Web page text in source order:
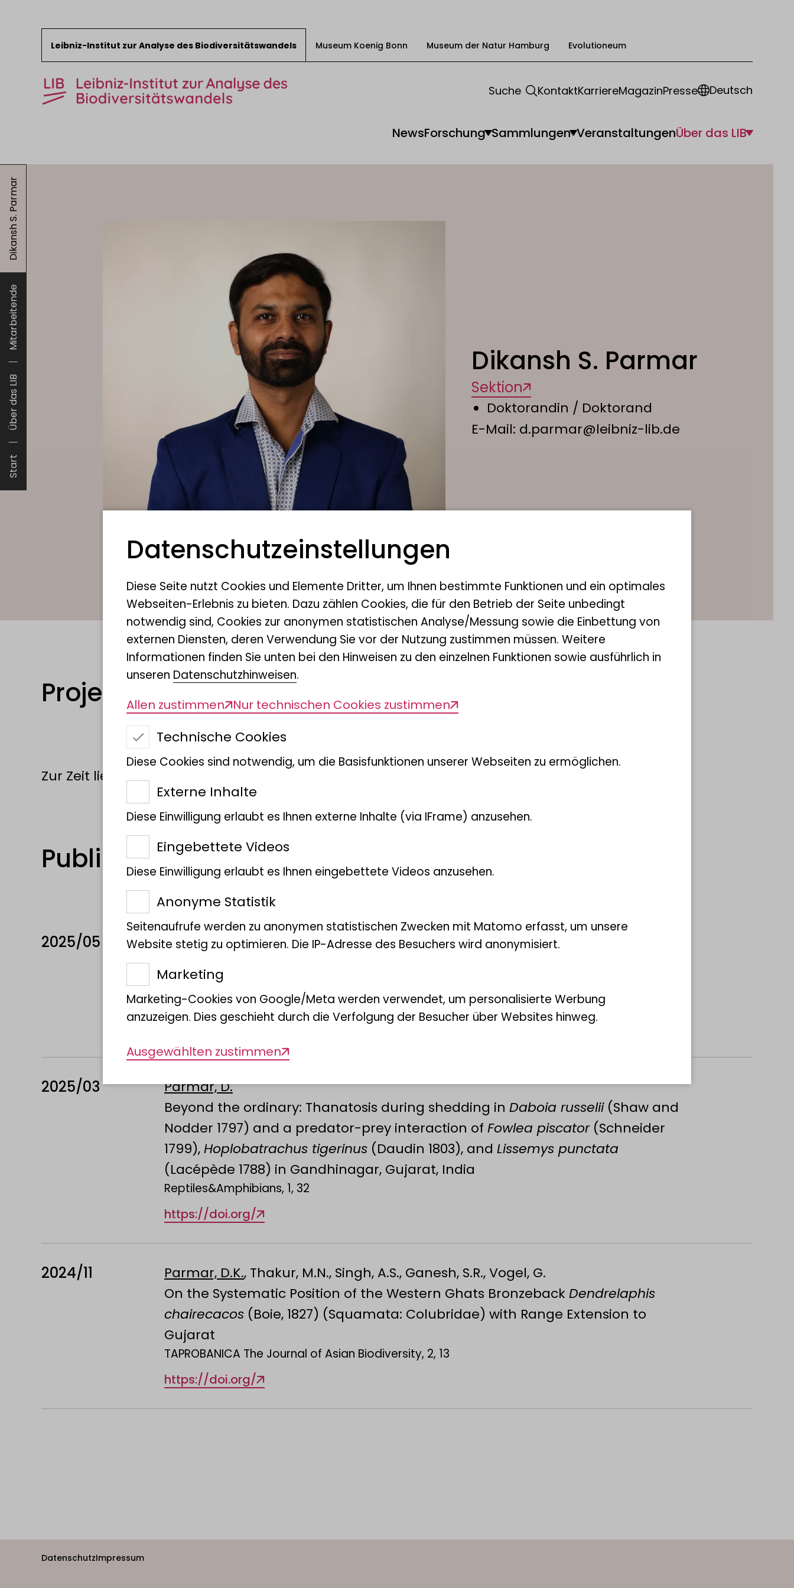
Zum Inhalt springen
Leibniz-Institut zur Analyse des Biodiversitätswandels Museum Koenig Bonn Museum der Natur Hamburg Evolutioneum
NewsForschung Sammlungen VeranstaltungenÜber das LIB
Suche KontaktKarriereMagazinPresse Deutsch
News
Start
Über das LIB
Mitarbeitende
Dikansh S. Parmar
Dikansh S. Parmar
Sektion
Doktorandin / Doktorand
E-Mail: d.parmar@leibniz-lib.de
Projekte
Zur Zeit liegen keine Projekte vor
Publikationen
2025/05 Patel, M.H.,Parmar, D.S.
snakes
TAPROBANICA The Journal of Asian Biodiversity, 1, 14
https://doi.org/
2025/03
Parmar, D.
Beyond the ordinary: Thanatosis during shedding in Daboia russelii(Shaw and
Nodder 1797) and a predator-prey interaction of Fowlea piscator(Schneider
1799),Hoplobatrachus tigerinus (Daudin 1803), and Lissemys punctata
(Lacépède 1788) in Gandhinagar, Gujarat, India
Reptiles&Amphibians, 1, 32
https://doi.org/
2024/11 Parmar, D.K., Thakur, M.N., Singh, A.S., Ganesh, S.R., Vogel, G.
On the Systematic Position of the Western Ghats BronzebackDendrelaphis
chairecacos (Boie, 1827) (Squamata: Colubridae) with Range Extension to
Gujarat
TAPROBANICA The Journal of Asian Biodiversity, 2, 13
https://doi.org/
DatenschutzImpressum
Datenschutz­einstellungen
Diese Seite nutzt Cookies und Elemente Dritter, um Ihnen bestimmte Funktionen und ein optimales
Webseiten-Erlebnis zu bieten. Dazu zählen Cookies, die für den Betrieb der Seite unbedingt
notwendig sind, Cookies zur anonymen statistischen Analyse/Messung sowie die Einbettung von
externen Diensten, deren Verwendung Sie vor der Nutzung zustimmen müssen. Weitere
Informationen finden Sie unten bei den Hinweisen zu den einzelnen Funktionen sowie ausführlich in
unseren Datenschutzhinweisen.
Allen zustimmen Nur technischen Cookies zustimmen
Technische Cookies
Diese Cookies sind notwendig, um die Basisfunktionen unserer Webseiten zu ermöglichen.
Externe Inhalte
Diese Einwilligung erlaubt es Ihnen externe Inhalte (via IFrame) anzusehen.
Eingebettete Videos
Diese Einwilligung erlaubt es Ihnen eingebettete Videos anzusehen.
Anonyme Statistik
Seitenaufrufe werden zu anonymen statistischen Zwecken mit Matomo erfasst, um unsere
Website stetig zu optimieren. Die IP-Adresse des Besuchers wird anonymisiert.
Marketing
Marketing-Cookies von Google/Meta werden verwendet, um personalisierte Werbung
anzuzeigen. Dies geschieht durch die Verfolgung der Besucher über Websites hinweg.
Ausgewählten zustimmen